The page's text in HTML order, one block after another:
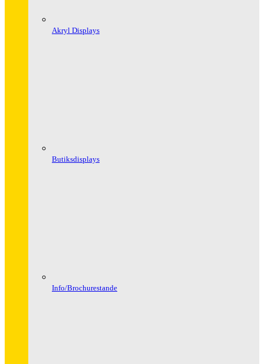
Akryl Displays
Butiksdisplays
Info/Brochurestande